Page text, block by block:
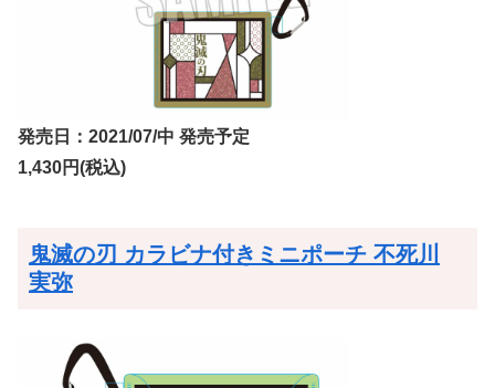
発売日：2021/07/中 発売予定
1,430円(税込)
鬼滅の刃 カラビナ付きミニポーチ 不死川
実弥